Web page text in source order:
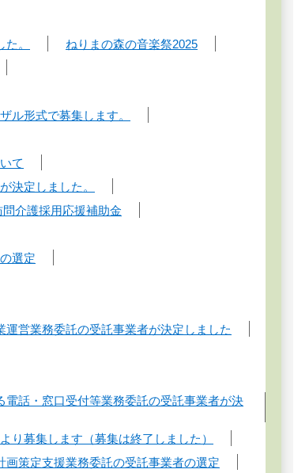
。
ねりまの森の音楽祭2025
ル形式で募集します。
て
決定しました。
問介護採用応援補助金
選定
営業務委託の受託事業者が決定しました
話・窓口受付等業務委託の受託事業者が決
り募集します（募集は終了しました）
画策定支援業務委託の受託事業者の選定